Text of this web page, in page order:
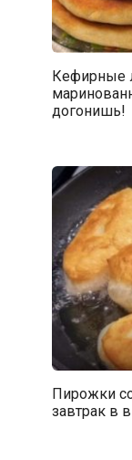
Кефирные
догонишь!
Пирожки
завтрак в